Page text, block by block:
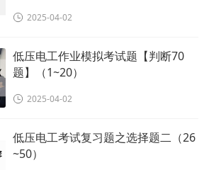
2025-04-02
低压电工作业模拟考试题【判断70
题】（1~20）
2025-04-02
低压电工考试复习题之选择题二（26
~50）